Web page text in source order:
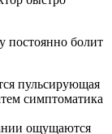
постоянно болит
пульсирующая
симптоматика
ощущаются